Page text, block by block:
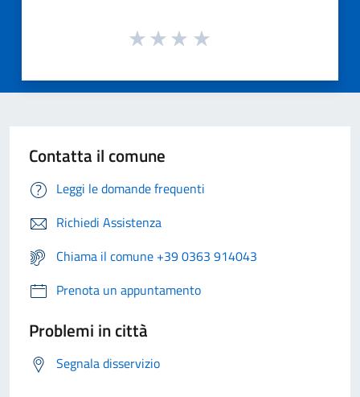
Contatta il comune
Leggi le domande frequenti
Richiedi Assistenza
Chiama il comune +39 0363 914043
Prenota un appuntamento
Problemi in città
Segnala disservizio